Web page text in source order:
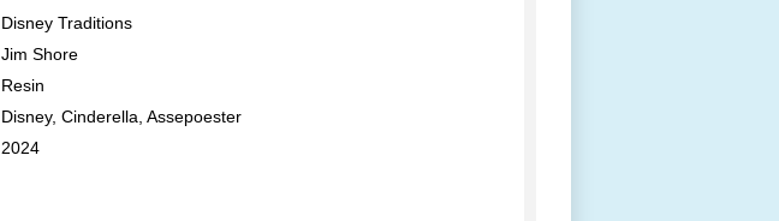
Disney Traditions
Jim Shore
Resin
Disney, Cinderella, Assepoester
2024